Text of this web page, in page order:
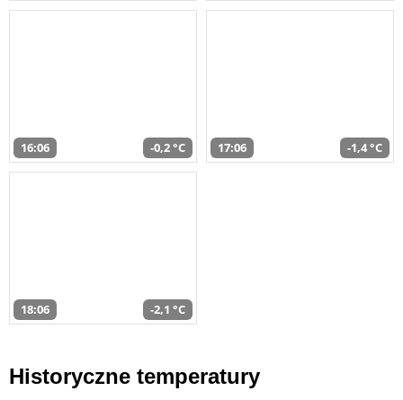
16:06 -0,2 °C 17:06 -1,4 °C
18:06 -2,1 °C
Historyczne temperatury